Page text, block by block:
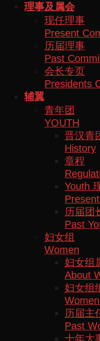
理事及属会
现任理事
Present
历届理事
Past
会长专页
Presidents
辅翼
青年团
YOUTH
晋汉青
History
章程
Youth
历届团
Past
妇女组
Women
妇女组
About
妇女组
历届主
Past
十年大